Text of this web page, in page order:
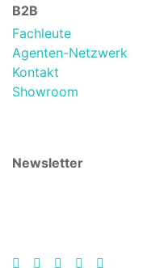
B2B
Fachleute
Agenten-Netzwerk
Kontakt
Showroom
Newsletter